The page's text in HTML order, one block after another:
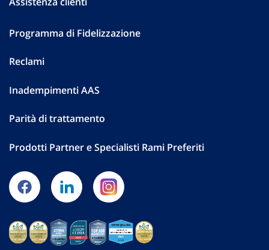
Programma di Fidelizzazione
Reclami
Inadempimenti AAS
Parità di trattamento
Prodotti Partner e Specialisti Rami Preferiti